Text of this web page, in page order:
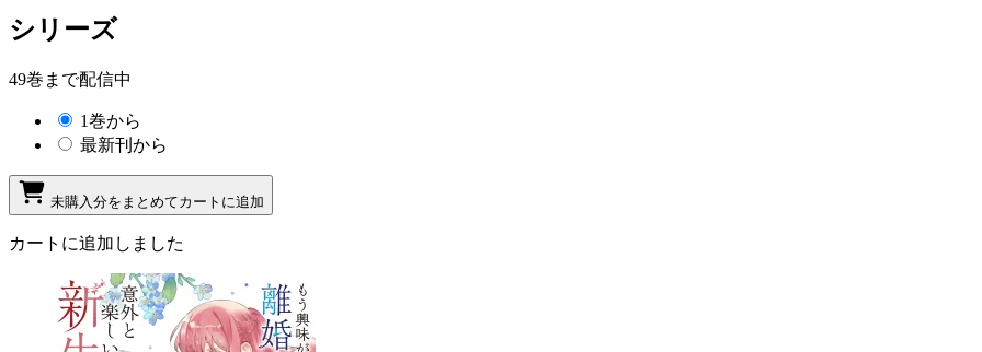
シリーズ
49巻まで配信中
1巻から
最新刊から
未購入分をまとめてカートに追加
カートに追加しました